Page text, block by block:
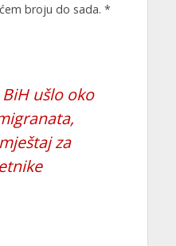
broju do sada. *
ušlo oko
za